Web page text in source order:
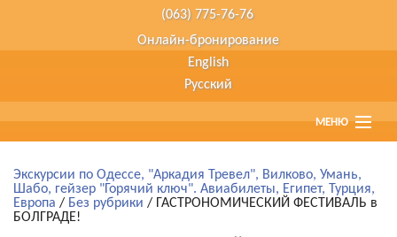
(063) 775-76-76
Онлайн-бронирование
English
Русский
МЕНЮ
Страны
Экскурсии по Одессе, "Аркадия Тревел", Вилково, Умань,
Шабо, гейзер "Горячий ключ". Авиабилеты, Египет, Турция,
Европа / Без рубрики / ГАСТРОНОМИЧЕСКИЙ ФЕСТИВАЛЬ в
БОЛГРАДЕ!